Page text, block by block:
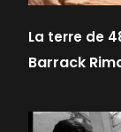
La terre de
Barrack